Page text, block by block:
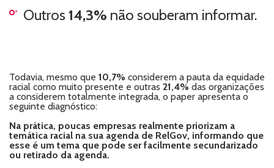
Outros14,3% não souberam informar.
Todavia, mesmo que 10,7% considerem a pauta da equidade
racial como muito presente e outras 21,4% das organizações
a considerem totalmente integrada, o paper apresenta o
seguinte diagnóstico:
Na prática, poucas empresas realmente priorizam a
temática racial na sua agenda de RelGov, informando que
esse é um tema que pode ser facilmente secundarizado
ou retirado da agenda.